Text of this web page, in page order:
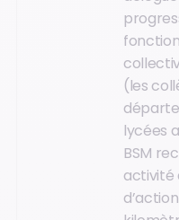
(les
lycées
BSM
activité